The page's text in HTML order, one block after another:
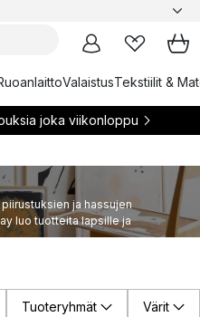
ValaistusTekstiilit &
joka viikonloppu
ja hassujen
luo tuotteita lapsille ja
Tuoteryhmät Värit